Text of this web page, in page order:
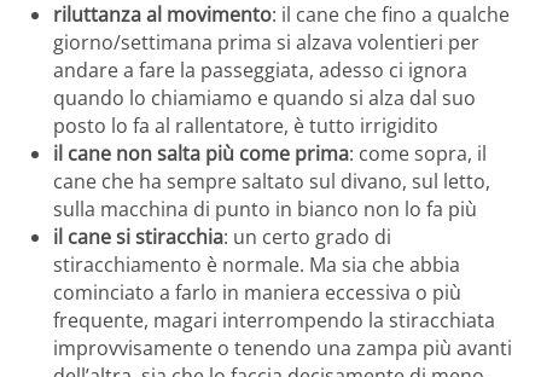
riluttanza al movimento: il cane che fino a qualche
giorno/settimana prima si alzava volentieri per
andare a fare la passeggiata, adesso ci ignora
quando lo chiamiamo e quando si alza dal suo
posto lo fa al rallentatore, è tutto irrigidito
il cane non salta più come prima: come sopra, il
cane che ha sempre saltato sul divano, sul letto,
sulla macchina di punto in bianco non lo fa più
il cane si stiracchia: un certo grado di
stiracchiamento è normale. Ma sia che abbia
cominciato a farlo in maniera eccessiva o più
frequente, magari interrompendo la stiracchiata
improvvisamente o tenendo una zampa più avanti